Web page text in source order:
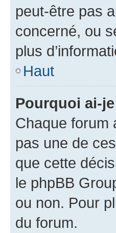
peut-être pas
concerné, ou
plus
Haut
Pourquoi ai-
Chaque forum
pas une de
que cette
le phpBB
ou non. Pour
du forum.